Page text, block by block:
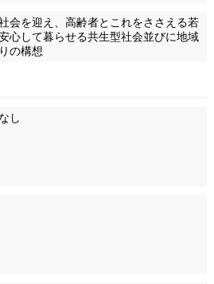
会を迎え、高齢者とこれをささえる若
心して暮らせる共生型社会並びに地域
の構想
し